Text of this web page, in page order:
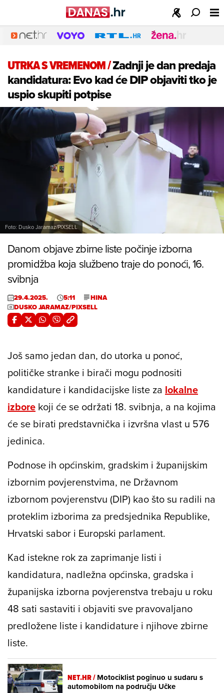
UTRKA S VREMENOM/Zadnji je dan predaja
kandidatura: Evo kad će DIP objaviti tko je
uspio skupiti potpise
Foto: Dusko Jaramaz/PIXSELL
Danom objave zbirne liste počinje izborna
promidžba koja službeno traje do ponoći, 16.
svibnja
29.4.2025. 5:11
HINA
DUSKO JARAMAZ/PIXSELL
Još samo jedan dan, do utorka u ponoć,
političke stranke i birači mogu podnositi
kandidature i kandidacijske liste za lokalne
izbore koji će se održati 18. svibnja, a na kojima
će se birati predstavnička i izvršna vlast u 576
jedinica.
Podnose ih općinskim, gradskim i županijskim
izbornim povjerenstvima, ne Državnom
izbornom povjerenstvu (DIP) kao što su radili na
proteklim izborima za predsjednika Republike,
Hrvatski sabor i Europski parlament.
Kad istekne rok za zaprimanje listi i
kandidatura, nadležna općinska, gradska i
županijska izborna povjerenstva trebaju u roku
48 sati sastaviti i objaviti sve pravovaljano
predložene liste i kandidature i njihove zbirne
liste.
NET.HR /Motociklist poginuo u sudaru s
automobilom na području Učke